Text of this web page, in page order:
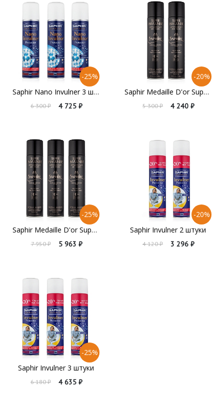
-25%
Saphir Nano Invulner 3 штуки
6 300 ₽ 4 725 ₽
-20%
Saphir Medaille D'or Super Invulner 2 штуки
5 300 ₽ 4 240 ₽
-25%
Saphir Medaille D'or Super Invulner 3 штуки
7 950 ₽ 5 963 ₽
-20%
Saphir Invulner 2 штуки
4 120 ₽ 3 296 ₽
-25%
Saphir Invulner 3 штуки
6 180 ₽ 4 635 ₽